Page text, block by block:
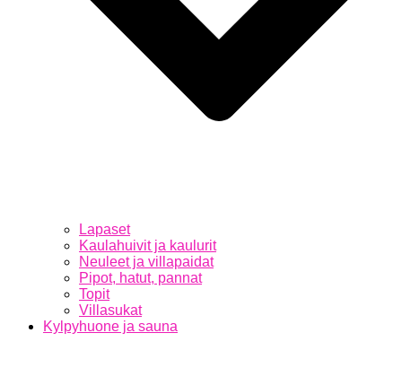
Lapaset
Kaulahuivit ja kaulurit
Neuleet ja villapaidat
Pipot, hatut, pannat
Topit
Villasukat
Kylpyhuone ja sauna